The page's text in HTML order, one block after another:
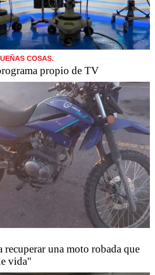
COSAS.
propio de TV
recuperar una moto robada que
vida"